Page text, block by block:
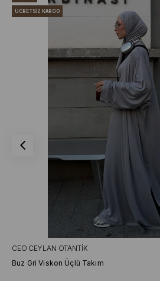
CEO CEYLAN OTANTIK
Buz Gri Viskon Üçlü Takım
ÜCRETSIZ KARGO